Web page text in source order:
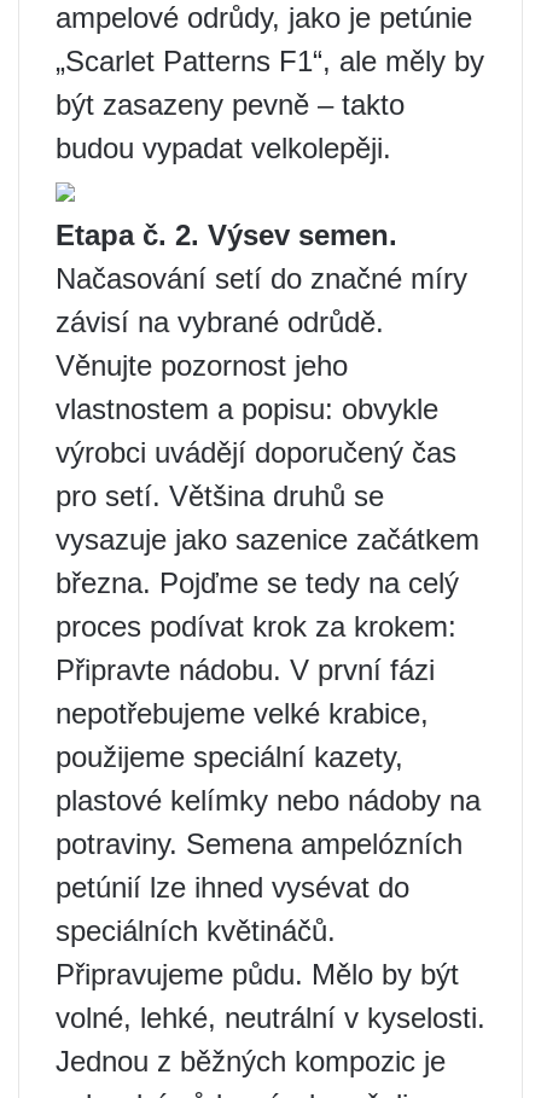
ampelové odrůdy, jako je petúnie
„Scarlet Patterns F1“, ale měly by
být zasazeny pevně – takto
budou vypadat velkolepěji.
Etapa č. 2. Výsev semen.
Načasování setí do značné míry
závisí na vybrané odrůdě.
Věnujte pozornost jeho
vlastnostem a popisu: obvykle
výrobci uvádějí doporučený čas
pro setí. Většina druhů se
vysazuje jako sazenice začátkem
března. Pojďme se tedy na celý
proces podívat krok za krokem:
Připravte nádobu. V první fázi
nepotřebujeme velké krabice,
použijeme speciální kazety,
plastové kelímky nebo nádoby na
potraviny. Semena ampelózních
petúnií lze ihned vysévat do
speciálních květináčů.
Připravujeme půdu. Mělo by být
volné, lehké, neutrální v kyselosti.
Jednou z běžných kompozic je